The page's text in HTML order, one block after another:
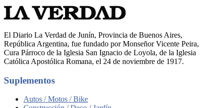
El Diario La Verdad de Junín, Provincia de Buenos Aires,
República Argentina, fue fundado por Monseñor Vicente Peira,
Cura Párroco de la Iglesia San Ignacio de Loyola, de la Iglesia
Católica Apostólica Romana, el 24 de noviembre de 1917.
Suplementos
Autos / Motos / Bike